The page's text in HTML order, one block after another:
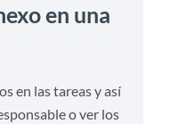
en una
en las tareas y así
o ver los